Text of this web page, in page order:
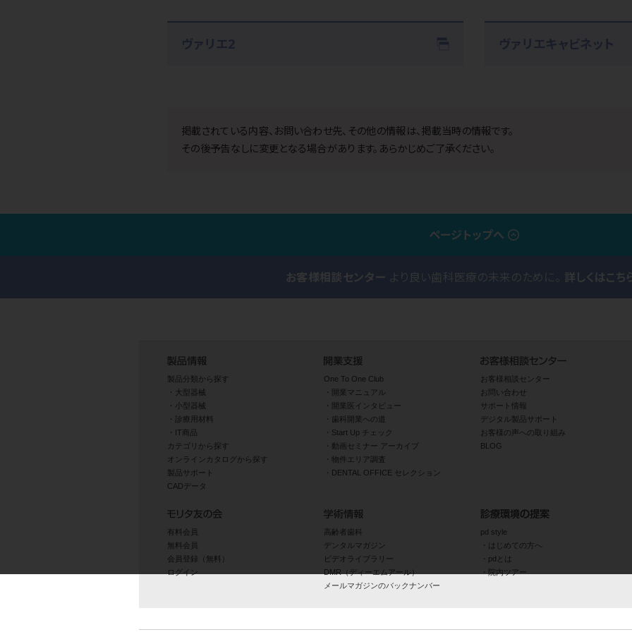
ヴァリエ2 ヴァリエキャビネット
掲載されている内容、お問い合わせ先、その他の情報は、掲載当時の情報です。
その後予告なしに変更となる場合があります。あらかじめご了承ください。
ページトップへ
お客様相談センター より良い歯科医療の未来のために。 詳しくはこち
製品分類から探す
大型器械
小型器械
診療用材料
IT商品
カテゴリから探す
オンラインカタログから探す
製品サポート
CADデータ
One To One Club
開業マニュアル
開業医インタビュー
歯科開業への道
Start Up チェック
動画セミナー アーカイブ
物件エリア調査
DENTAL OFFICE セレクション
お客様相談センター
お問い合わせ
サポート情報
デジタル製品サポート
お客様の声への取り組み
BLOG
有料会員
無料会員
会員登録（無料）
ログイン
高齢者歯科
デンタルマガジン
ビデオライブラリー
DMR（ディーエムアール）
メールマガジンのバックナンバー
pd style
はじめての方へ
pdとは
院内ツアー